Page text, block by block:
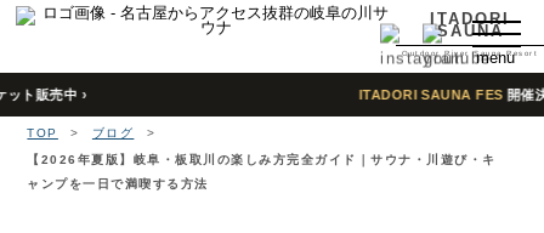
売中 › ITADORI SAUNA FES開催決定！
特徴
menu
ITADORI
SAUNA
Outdoor River Sauna Resort
TOP > ブログ
>
【2026年夏版】岐阜・板取川の楽しみ方完全ガイド｜サウナ・川遊び・キ
ャンプを一日で満喫する方法